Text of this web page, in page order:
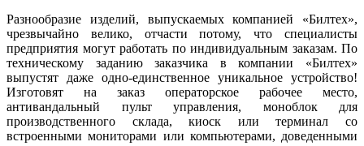
Разнообразие изделий, выпускаемых компанией «Билтех»,
чрезвычайно велико, отчасти потому, что специалисты
предприятия могут работать по индивидуальным заказам. По
техническому заданию заказчика в компании «Билтех»
выпустят даже одно-единственное уникальное устройство!
Изготовят на заказ операторское рабочее место,
антивандальный пульт управления, моноблок для
производственного склада, киоск или терминал со
встроенными мониторами или компьютерами, доведенными